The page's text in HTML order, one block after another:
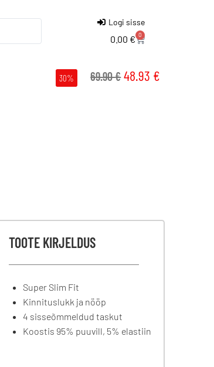
Logi sisse
0.00 € 0
30% 69.90€ 48.93 €
TOOTE KIRJELDUS
Super Slim Fit
Kinnituslukk ja nööp
4 sisseõmmeldud taskut
Koostis 95% puuvill, 5% elastiin